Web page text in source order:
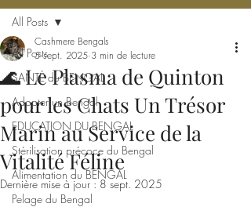
All Posts
SANTÉ du BENGAL
Adopter un Bengal
EDUCATION DU BENGAL
Stérilisation précoce du Bengal
Alimentation du BENGAL
Pelage du Bengal
All Posts
🌊 Le Plasma de Quinton
pour les Chats Un Trésor
Marin au Service de la
Vitalité Féline
Cashmere Bengals
5 sept. 2025 3 min de lecture
Dernière mise à jour :8 sept. 2025